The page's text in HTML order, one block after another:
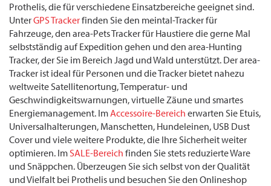
Prothelis, die für verschiedene Einsatzbereiche geeignet sind.
UnterGPS Trackerfinden Sie den meintal-Tracker für
Fahrzeuge, den area-Pets Tracker für Haustiere die gerne Mal
selbstständig auf Expedition gehen und den area-Hunting
Tracker, der Sie im Bereich Jagd und Wald unterstützt. Der area-
Tracker ist ideal für Personen und die Tracker bietet nahezu
weltweite Satellitenortung, Temperatur- und
Geschwindigkeitswarnungen, virtuelle Zäune und smartes
Energiemanagement. ImAccessoire-Bereich erwarten Sie Etuis,
Universalhalterungen, Manschetten, Hundeleinen, USB Dust
Cover und viele weitere Produkte, die Ihre Sicherheit weiter
optimieren. ImSALE-Bereich finden Sie stets reduzierte Ware
und Snäppchen. Überzeugen Sie sich selbst von der Qualität
und Vielfalt bei Prothelis und besuchen Sie den Onlineshop